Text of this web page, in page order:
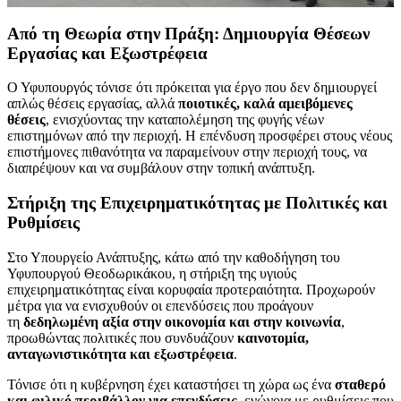
Από τη Θεωρία στην Πράξη: Δημιουργία Θέσεων
Εργασίας και Εξωστρέφεια
Ο Υφυπουργός τόνισε ότι πρόκειται για έργο που δεν δημιουργεί
απλώς θέσεις εργασίας, αλλά ποιοτικές, καλά αμειβόμενες
θέσεις, ενισχύοντας την καταπολέμηση της φυγής νέων
επιστημόνων από την περιοχή. Η επένδυση προσφέρει στους νέους
επιστήμονες πιθανότητα να παραμείνουν στην περιοχή τους, να
διαπρέψουν και να συμβάλουν στην τοπική ανάπτυξη.
Στήριξη της Επιχειρηματικότητας με Πολιτικές και
Ρυθμίσεις
Στο Υπουργείο Ανάπτυξης, κάτω από την καθοδήγηση του
Υφυπουργού Θεοδωρικάκου, η στήριξη της υγιούς
επιχειρηματικότητας είναι κορυφαία προτεραιότητα. Προχωρούν
μέτρα για να ενισχυθούν οι επενδύσεις που προάγουν
τη δεδηλωμένη αξία στην οικονομία και στην κοινωνία,
προωθώντας πολιτικές που συνδυάζουν καινοτομία,
ανταγωνιστικότητα και εξωστρέφεια.
Τόνισε ότι η κυβέρνηση έχει καταστήσει τη χώρα ως ένα σταθερό